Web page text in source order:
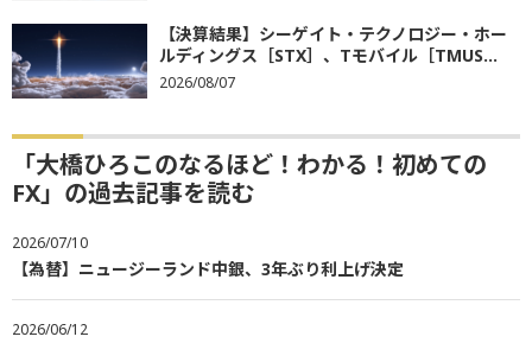
【決算結果】シーゲイト・テクノロジー・ホー
ルディングス［STX］、Tモバイル［TMUS...
2026/08/07
「大橋ひろこのなるほど！わかる！初めての
FX」の過去記事を読む
2026/07/10
【為替】ニュージーランド中銀、3年ぶり利上げ決定
2026/06/12